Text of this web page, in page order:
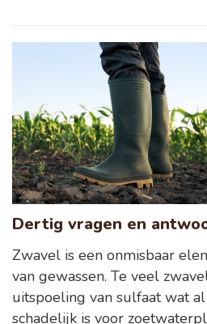
Dertig vragen en
Zwavel is een onmisbaar
van gewassen. Te veel
uitspoeling van sulfaat wat
schadelijk is voor